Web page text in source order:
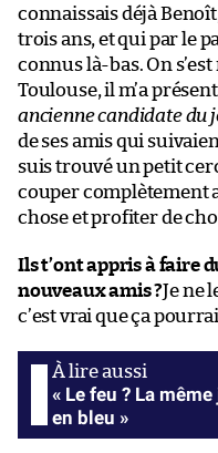
connaissais déjà
trois ans, et qui par le
connus là-bas. On
Toulouse, il m’a
ancienne candidate du
de ses amis qui
suis trouvé un petit
couper complètement
chose et profiter de
Ils t’ont appris à faire
nouveaux amis ?Je ne
c’est vrai que ça
« Le feu ? La
en bleu »